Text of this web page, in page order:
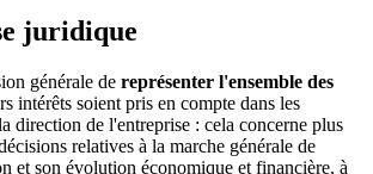
juridique
générale de représenter l'ensemble des
intérêts soient pris en compte dans les
direction de l'entreprise : cela concerne plus
relatives à la marche générale de
et son évolution économique et financière, à